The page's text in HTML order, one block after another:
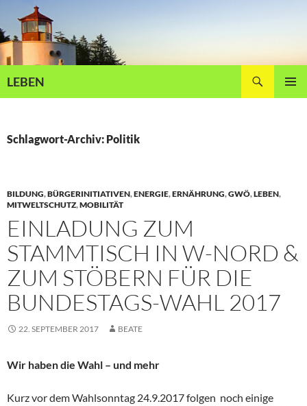
Inhalt
springen
LEBEN
Schlagwort-Archiv: Politik
BILDUNG,BÜRGERINITIATIVEN,ENERGIE,ERNÄHRUNG,GWÖ,LEBEN,
MITWELTSCHUTZ,MOBILITÄT
EINLADUNG ZUM
STAMMTISCH IN W-NORD &
ZUM STÖBERN FÜR DIE
BUNDESTAGS-WAHL 2017
22. SEPTEMBER 2017 BEATE
Wir haben die Wahl – und mehr
Kurz vor dem Wahlsonntag 24.9.2017 folgen noch einige